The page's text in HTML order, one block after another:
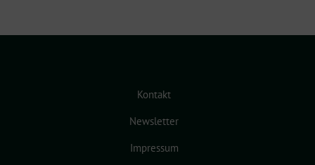
Kontakt
Newsletter
Impressum